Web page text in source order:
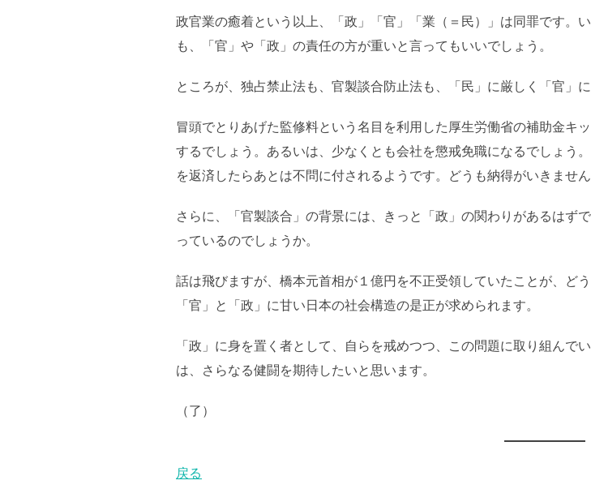
政官業の癒着という以上、「政」「官」「業（＝民）」は同罪です。
も、「官」や「政」の責任の方が重いと言ってもいいでしょう。
ところが、独占禁止法も、官製談合防止法も、「民」に厳しく「官」
冒頭でとりあげた監修料という名目を利用した厚生労働省の補助金キ
するでしょう。あるいは、少なくとも会社を懲戒免職になるでしょう
を返済したらあとは不問に付されるようです。どうも納得がいきません
さらに、「官製談合」の背景には、きっと「政」の関わりがあるはず
っているのでしょうか。
話は飛びますが、橋本元首相が１億円を不正受領していたことが、ど
「官」と「政」に甘い日本の社会構造の是正が求められます。
「政」に身を置く者として、自らを戒めつつ、この問題に取り組んで
は、さらなる健闘を期待したいと思います。
（了）
戻る